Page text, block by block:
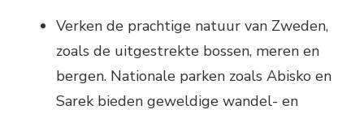
Verken de prachtige natuur van Zweden,
zoals de uitgestrekte bossen, meren en
bergen. Nationale parken zoals Abisko en
Sarek bieden geweldige wandel- en